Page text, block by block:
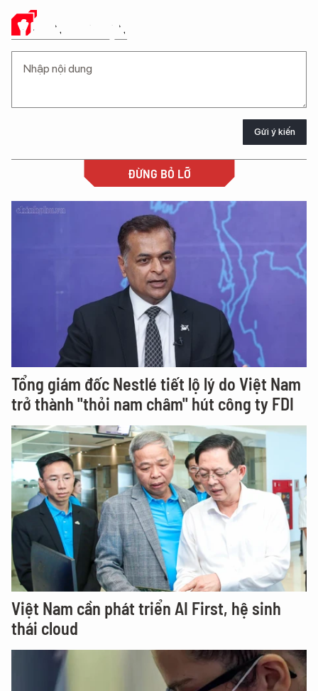
Ý KIẾN CỦA BẠN
Gửi ý kiến
ĐỪNG BỎ LỠ
Tổng giám đốc Nestlé tiết lộ lý do Việt Nam
trở thành "thỏi nam châm" hút công ty FDI
Việt Nam cần phát triển AI First, hệ sinh
thái cloud